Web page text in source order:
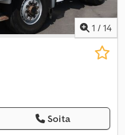
1 / 14
Soita